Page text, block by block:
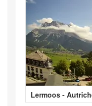
Lermoos -